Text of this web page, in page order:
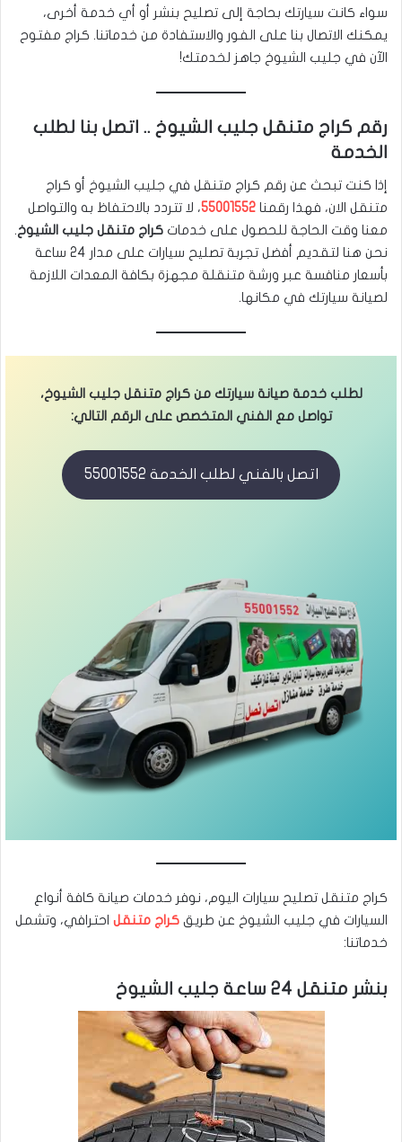
سواء كانت سيارتك بحاجة إلى تصليح بنشر أو أي خدمة أخرى،
يمكنك الاتصال بنا على الفور والاستفادة من خدماتنا. كراج مفتوح
الآن في جليب الشيوخ جاهز لخدمتك!
رقم كراج متنقل جليب الشيوخ .. اتصل بنا لطلب
الخدمة
إذا كنت تبحث عن رقم كراج متنقل في جليب الشيوخ أو كراج
متنقل الان، فهذا رقمنا 55001552، لا تتردد بالاحتفاظ به والتواصل
معنا وقت الحاجة للحصول على خدمات كراج متنقل جليب الشيوخ.
نحن هنا لتقديم أفضل تجربة تصليح سيارات على مدار 24 ساعة
بأسعار منافسة عبر ورشة متنقلة مجهزة بكافة المعدات اللازمة
لصيانة سيارتك في مكانها.
لطلب خدمة صيانة سيارتك من كراج متنقل جليب الشيوخ،
تواصل مع الفني المتخصص على الرقم التالي:
اتصل بالفني لطلب الخدمة 55001552
كراج متنقل تصليح سيارات اليوم، نوفر خدمات صيانة كافة أنواع
السيارات في جليب الشيوخ عن طريق كراج متنقل احترافي، وتشمل
خدماتنا:
بنشر متنقل 24 ساعة جليب الشيوخ